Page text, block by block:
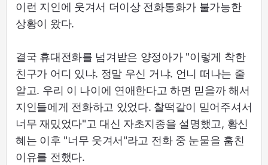
이런 지인에 웃겨서 더이상 전화통화가 불가능한
상황이 왔다.
결국 휴대전화를 넘겨받은 양정아가 "이렇게 착한
친구가 어디 있냐. 정말 우신 거냐. 언니 떠나는 줄
알고. 우리 이 나이에 연애한다고 하면 믿을까 해서
지인들에게 전화하고 있었다. 찰떡같이 믿어주셔서
너무 재밌었다"고 대신 자초지종을 설명했고, 황신
혜는 이후 "너무 웃겨서"라고 전화 중 눈물을 훔친
이유를 전했다.